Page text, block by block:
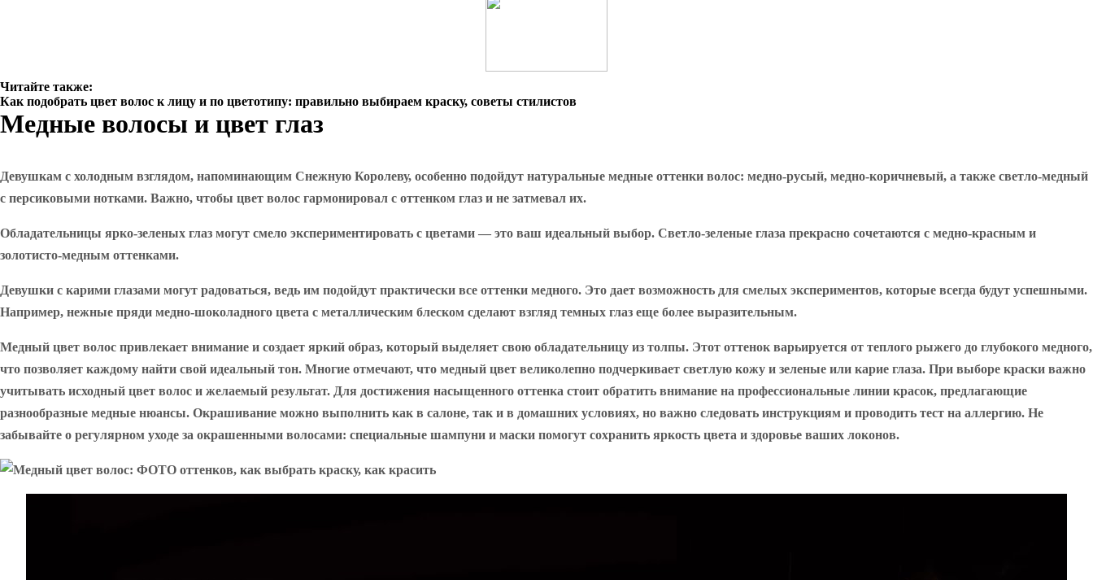
Читайте также:
Как подобрать цвет волос к лицу и по цветотипу: правильно выбираем краску, советы стилистов
Медные волосы и цвет глаз
Девушкам с холодным взглядом, напоминающим Снежную Королеву, особенно подойдут натуральные медные оттенки волос: медно-русый, медно-коричневый, а также светло-медный
с персиковыми нотками. Важно, чтобы цвет волос гармонировал с оттенком глаз и не затмевал их.
Обладательницы ярко-зеленых глаз могут смело экспериментировать с цветами — это ваш идеальный выбор. Светло-зеленые глаза прекрасно сочетаются с медно-красным и
золотисто-медным оттенками.
Девушки с карими глазами могут радоваться, ведь им подойдут практически все оттенки медного. Это дает возможность для смелых экспериментов, которые всегда будут успешными.
Например, нежные пряди медно-шоколадного цвета с металлическим блеском сделают взгляд темных глаз еще более выразительным.
Медный цвет волос привлекает внимание и создает яркий образ, который выделяет свою обладательницу из толпы. Этот оттенок варьируется от теплого рыжего до глубокого медного,
что позволяет каждому найти свой идеальный тон. Многие отмечают, что медный цвет великолепно подчеркивает светлую кожу и зеленые или карие глаза. При выборе краски важно
учитывать исходный цвет волос и желаемый результат. Для достижения насыщенного оттенка стоит обратить внимание на профессиональные линии красок, предлагающие
разнообразные медные нюансы. Окрашивание можно выполнить как в салоне, так и в домашних условиях, но важно следовать инструкциям и проводить тест на аллергию. Не
забывайте о регулярном уходе за окрашенными волосами: специальные шампуни и маски помогут сохранить яркость цвета и здоровье ваших локонов.